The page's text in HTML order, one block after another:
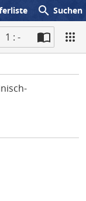
search Suchen
1 : -